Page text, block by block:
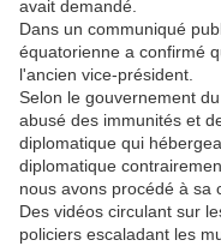
avait demandé.
Dans un communiqué
équatorienne a confirmé
l'ancien vice-président.
Selon le gouvernement
abusé des immunités et
diplomatique qui
diplomatique
nous avons procédé à sa
Des vidéos circulant sur
policiers escaladant les